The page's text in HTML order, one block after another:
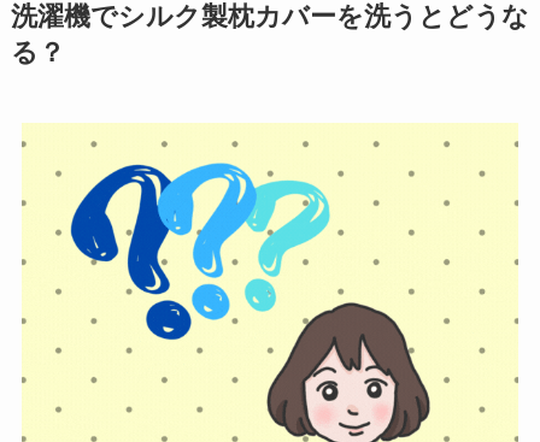
洗濯機でシルク製枕カバーを洗うとどうな
る？